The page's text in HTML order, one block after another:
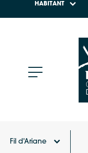
HABITANT
Fil d'Ariane